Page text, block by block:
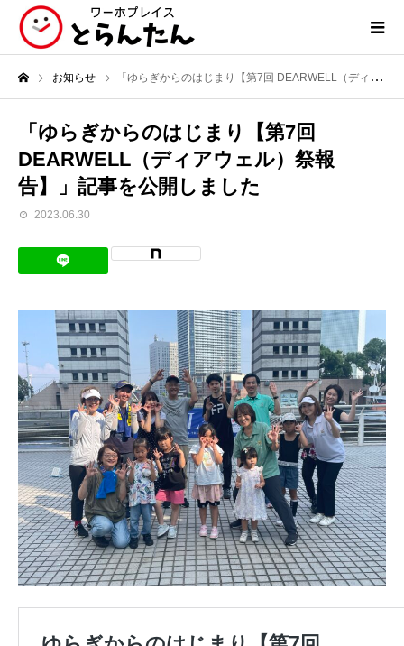
お知らせ 「ゆらぎからのはじまり【第7回 DEARWELL（ディアウェル）祭報告】」記事を公開しました
「ゆらぎからのはじまり【第7回
DEARWELL（ディアウェル）祭報
告】」記事を公開しました
2023.06.30